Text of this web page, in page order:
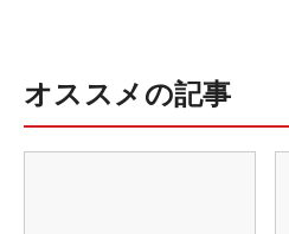
オススメの記事